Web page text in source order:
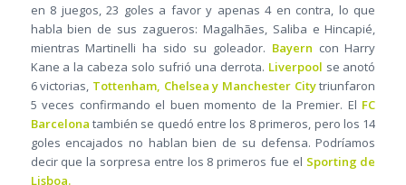
en 8 juegos, 23 goles a favor y apenas 4 en contra, lo que
habla bien de sus zagueros: Magalhães, Saliba e Hincapié,
mientras Martinelli ha sido su goleador. Bayern con Harry
Kane a la cabeza solo sufrió una derrota. Liverpool se anotó
6 victorias, Tottenham, Chelsea y Manchester Citytriunfaron
5 veces confirmando el buen momento de la Premier. El FC
Barcelona también se quedó entre los 8 primeros, pero los 14
goles encajados no hablan bien de su defensa. Podríamos
decir que la sorpresa entre los 8 primeros fue el Sporting de
Lisboa.